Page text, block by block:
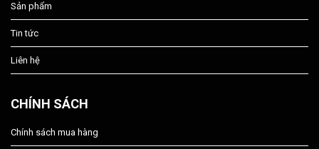
Sản phẩm
Tin tức
Liên hệ
CHÍNH SÁCH
Chính sách mua hàng